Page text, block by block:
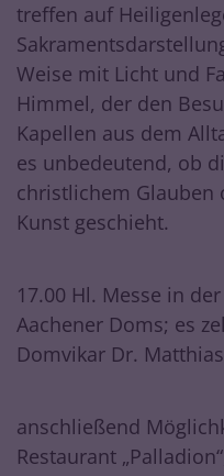
treffen auf
Weise mit Licht und
Himmel, der den
Kapellen aus dem
es unbedeutend, ob
christlichem Glauben
Kunst geschieht.
17.00 Hl. Messe in
Aachener Doms; es
Domvikar Dr.
anschließend
Restaurant